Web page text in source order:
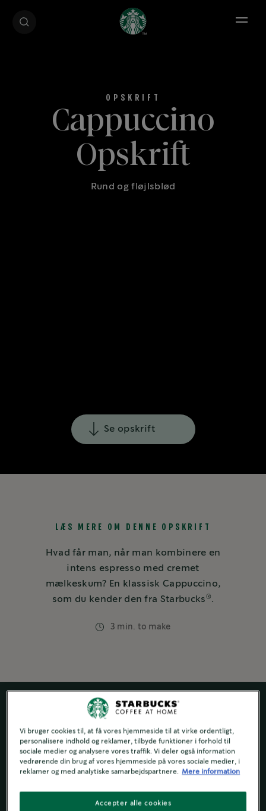
Open
Cappuccino
Opskrift
Rund og fløjlsblød
Se opskrift
LÆS MERE OM DENNE OPSKRIFT
Hvad får man, når man kombinere en
intens espresso med cremet
mælkeskum? En klassisk Cappuccino,
som du kender den fra Starbucks ® .
3 min. to make
Vi bruger cookies til, at få vores hjemmeside til at virke ordentligt,
personalisere indhold og reklamer, tilbyde funktioner i forhold til
sociale medier og analysere vores traffik. Vi deler også information
vedrørende din brug af vores hjemmeside på vores sociale medier, i
reklamer og med analytiske samarbejdspartnere.
Mere information
Accepter alle cookies